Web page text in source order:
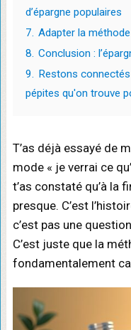
d’épargne populaires
7. Adapter la
8. Conclusion :
9. Restons
pépites qu'on trouve
T’as déjà essayé de
mode « je verrai ce
t’as constaté qu’à la
presque. C’est
c’est pas une
C’est juste que la
fondamentalement